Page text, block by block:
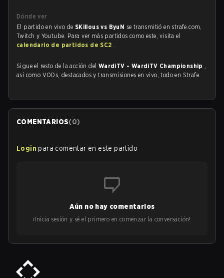
Dónde ver
El partido en vivo de SKillous vs ByuN se transmitió en strafe.com,
Twitch y Youtube. Para ver más partidos como este, visita el
calendario de partidos de SC2 .
Sigue el resto de la acción del WardiTV - WardiTV Championship ,
así como VODs, destacados y transmisiones en vivo, todo en Strafe.
COMENTARIOS(0)
Login para comentar en este partido
Aún no hay comentarios
¡Inicia sesión y sé el primero en comenzar la conversación!